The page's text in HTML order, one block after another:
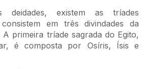
deidades, existem as tríades
em três divindades da
A primeira tríade sagrada do Egito,
é composta por Osíris, Ísis e